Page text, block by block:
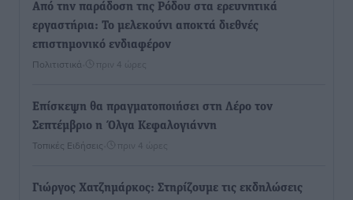
Από την παράδοση της Ρόδου στα ερευνητικά
εργαστήρια: Το μελεκούνι αποκτά διεθνές
επιστημονικό ενδιαφέρον
Πολιτιστικά πριν 4 ώρες
Επίσκεψη θα πραγματοποιήσει στη Λέρο τον
Σεπτέμβριο η Όλγα Κεφαλογιάννη
Τοπικές Ειδήσεις πριν 4 ώρες
Γιώργος Χατζημάρκος: Στηρίζουμε τις εκδηλώσεις